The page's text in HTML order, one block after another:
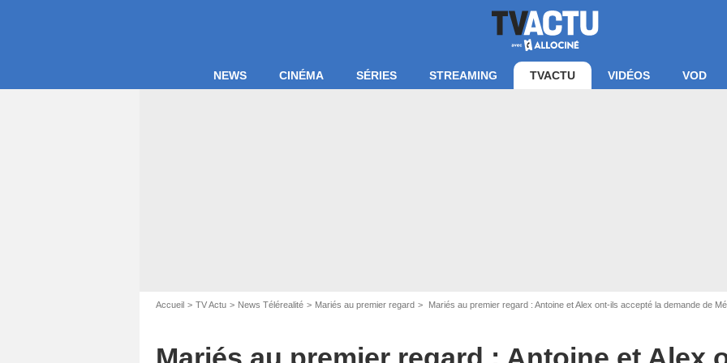
NEWS CINÉMA SÉRIES STREAMING TVACTU VIDÉOS VOD
Accueil TV Actu News Télérealité Mariés au premier regard Mariés au premier regard : Antoine et Alex ont-ils accepté la demande de